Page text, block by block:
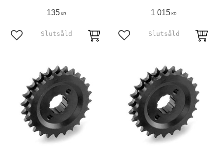
135KR
Lägg till i favoriter
1 015 KR
Lägg till i favoriter